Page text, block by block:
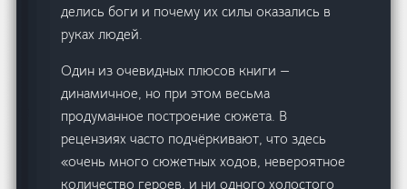
делись боги и почему их силы оказались в
руках людей.
Один из очевидных плюсов книги —
динамичное, но при этом весьма
продуманное построение сюжета. В
рецензиях часто подчёркивают, что здесь
«очень много сюжетных ходов, невероятное
количество героев, и ни одного холостого